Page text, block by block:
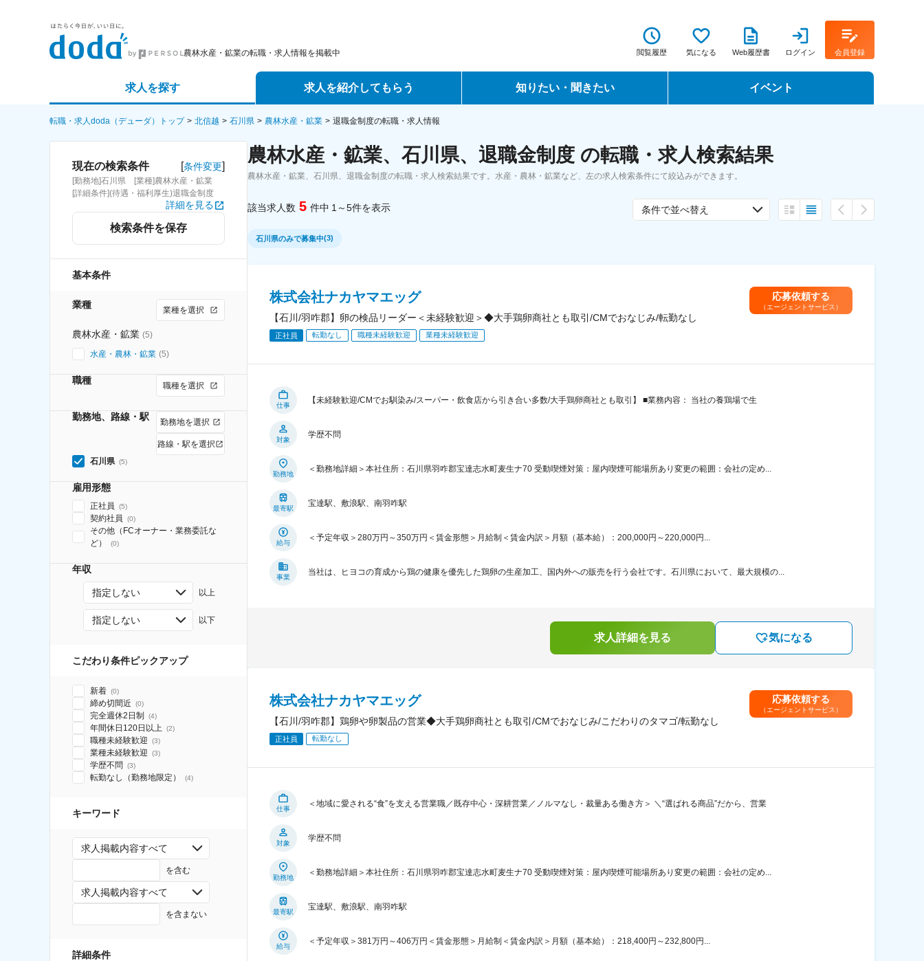
農林水産・鉱業の転職・求人情報を掲載中 閲覧履歴 気になる Web履歴書 ログイン 会員登録
求人を探す
詳細条件から探す
求人特集から探す
求人を紹介してもらう
エージェントサービス
スカウトサービス
知りたい・聞きたい
データで見る転職
イベント
転職フェア
転職・求人doda（デューダ）トップ 北信越 石川県 農林水産・鉱業 退職金制度の転職・求人情報
現在の検索条件 [条件変更]
[勤務地]石川県 [業種]農林水産・鉱業
[詳細条件](待遇・福利厚生)退職金制度
詳細を見る
検索条件を保存
基本条件
業種 業種を選択
農林水産・鉱業 (5)
水産・農林・鉱業 (5)
職種 職種を選択
勤務地、路線・駅 勤務地を選択
路線・駅を選択
石川県 (5)
雇用形態
正社員 (5)
契約社員 (0)
その他（FCオーナー・業務委託な
ど）
(0)
年収
指定しない 以上
指定しない 以下
こだわり条件ピックアップ
新着 (0)
締め切間近 (0)
完全週休2日制 (4)
年間休日120日以上 (2)
職種未経験歓迎 (3)
業種未経験歓迎 (3)
学歴不問 (3)
転勤なし（勤務地限定） (4)
キーワード
求人掲載内容すべて
を含む
求人掲載内容すべて
を含まない
詳細条件
農林水産・鉱業、石川県、退職金制度 の転職・求人検索結果
農林水産・鉱業、石川県、退職金制度の転職・求人検索結果です。水産・農林・鉱業など、左の求人検索条件にて絞込みができます。
該当求人数 5 件中 1～5件を表示 条件で並べ替え
石川県のみで募集中(3)
株式会社ナカヤマエッグ
【石川/羽咋郡】卵の検品リーダー＜未経験歓迎＞◆大手鶏卵商社とも取引/CMでおなじみ/転勤なし
正社員 転勤なし 職種未経験歓迎 業種未経験歓迎
応募依頼する
（エージェントサービス）
仕事
【未経験歓迎/CMでお馴染み/スーパー・飲食店から引き合い多数/大手鶏卵商社とも取引】 ■業務内容： 当社の養鶏場で生
対象
学歴不問
勤務地
＜勤務地詳細＞本社住所：石川県羽咋郡宝達志水町麦生ナ70 受動喫煙対策：屋内喫煙可能場所あり変更の範囲：会社の定め...
最寄駅
宝達駅、敷浪駅、南羽咋駅
給与
＜予定年収＞280万円～350万円＜賃金形態＞月給制＜賃金内訳＞月額（基本給）：200,000円～220,000円...
事業
当社は、ヒヨコの育成から鶏の健康を優先した鶏卵の生産加工、国内外への販売を行う会社です。石川県において、最大規模の...
求人詳細を見る 気になる
株式会社ナカヤマエッグ
【石川/羽咋郡】鶏卵や卵製品の営業◆大手鶏卵商社とも取引/CMでおなじみ/こだわりのタマゴ/転勤なし
正社員 転勤なし
応募依頼する
（エージェントサービス）
仕事
＜地域に愛される“食”を支える営業職／既存中心・深耕営業／ノルマなし・裁量ある働き方＞ ＼“選ばれる商品”だから、営業
対象
学歴不問
勤務地
＜勤務地詳細＞本社住所：石川県羽咋郡宝達志水町麦生ナ70 受動喫煙対策：屋内喫煙可能場所あり変更の範囲：会社の定め...
最寄駅
宝達駅、敷浪駅、南羽咋駅
給与
＜予定年収＞381万円～406万円＜賃金形態＞月給制＜賃金内訳＞月額（基本給）：218,400円～232,800円...